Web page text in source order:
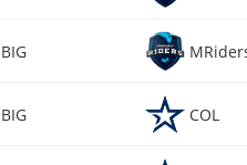
Rating
BIG
BIG COL